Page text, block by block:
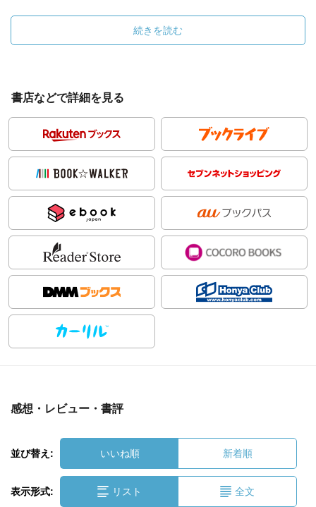
続きを読む
書店などで詳細を見る
感想・レビュー・書評
並び替え: いいね順 新着順
表示形式: リスト 全文